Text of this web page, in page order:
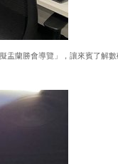
盂蘭勝會導覽」，讓來賓了解